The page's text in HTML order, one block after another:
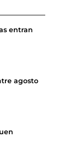
entran
agosto